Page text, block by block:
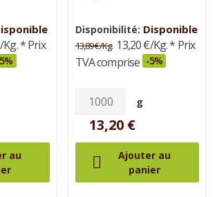
Kg.* Prix
au
Disponibilité: Disponible
13,89 €/Kg. 13,20 €/Kg.* Prix
TVA comprise -5%
g
13,20 €

Ajouter au
panier